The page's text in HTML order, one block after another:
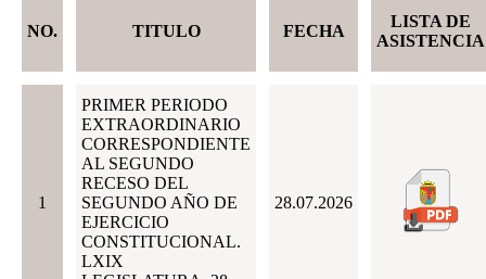
NO. TITULO FECHA
LISTA DE
ASISTENCIA
1
PRIMER PERIODO
EXTRAORDINARIO
CORRESPONDIENTE
AL SEGUNDO
RECESO DEL
SEGUNDO AÑO DE
EJERCICIO
CONSTITUCIONAL.
LXIX
28.07.2026